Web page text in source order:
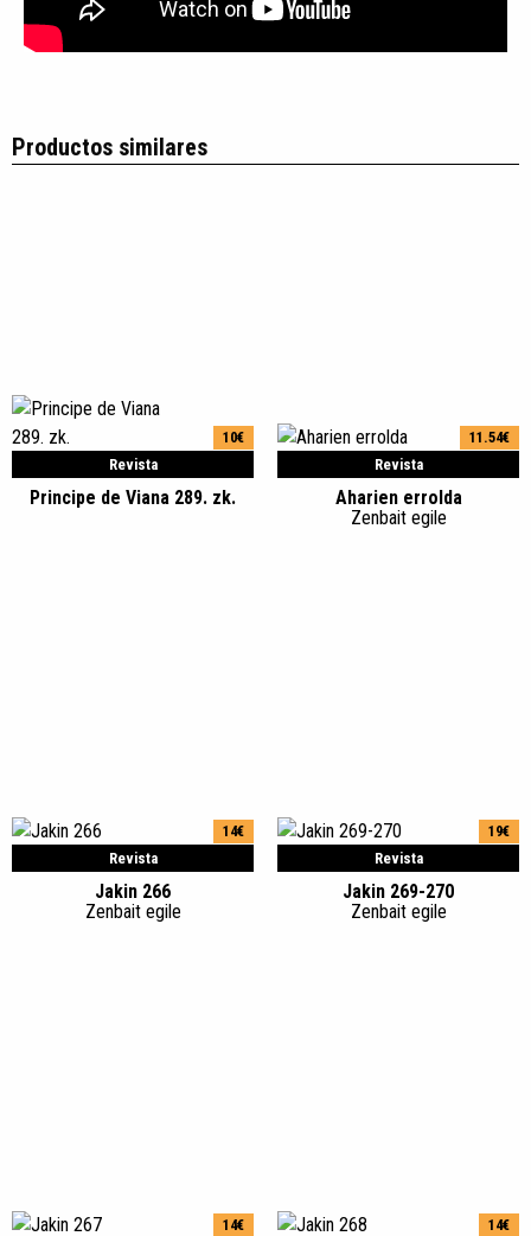
Productos similares
Revista
10€
Principe de Viana 289. zk.
Revista
11.54€
Aharien errolda
Zenbait egile
Revista
14€
Jakin 266
Zenbait egile
Revista
19€
Jakin 269-270
Zenbait egile
14€ 14€